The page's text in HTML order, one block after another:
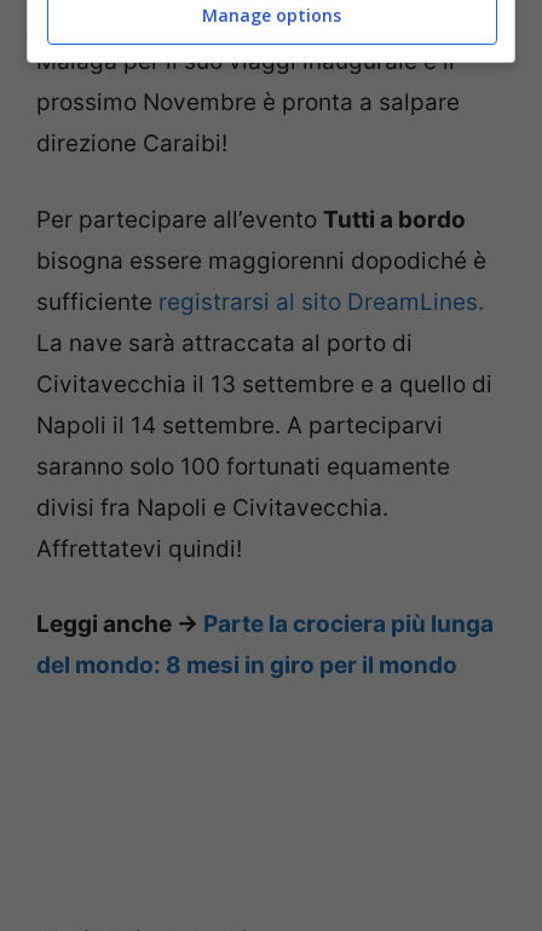
è partita lo scorso marzo da
Malaga per il suo viaggi inaugurale e il
prossimo Novembre è pronta a salpare
direzione Caraibi!
Per partecipare all’evento Tutti a bordo
bisogna essere maggiorenni dopodiché è
sufficiente registrarsi al sito DreamLines.
La nave sarà attraccata al porto di
Civitavecchia il 13 settembre e a quello di
Napoli il 14 settembre. A parteciparvi
saranno solo 100 fortunati equamente
divisi fra Napoli e Civitavecchia.
Affrettatevi quindi!
Leggi anche -> Parte la crociera più lunga
del mondo: 8 mesi in giro per il mondo
Manage options